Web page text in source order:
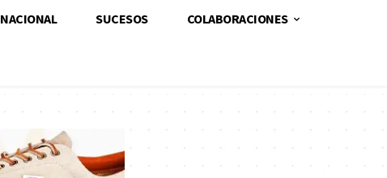
NACIONAL SUCESOS COLABORACIONES